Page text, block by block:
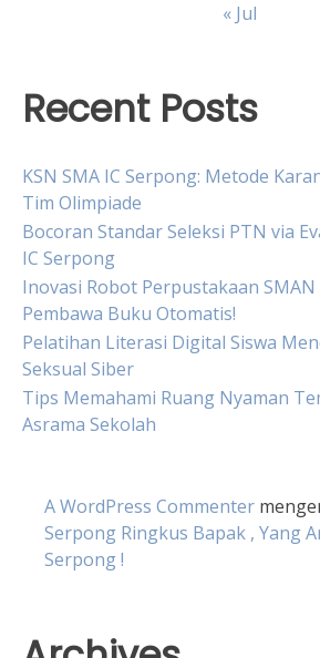
« Jul
Recent Posts
KSN SMA IC Serpong: Metode
Tim Olimpiade
Bocoran Standar Seleksi PTN via
IC Serpong
Inovasi Robot Perpustakaan
Pembawa Buku Otomatis!
Pelatihan Literasi Digital Siswa
Seksual Siber
Tips Memahami Ruang Nyaman
Asrama Sekolah
A WordPress Commenter
Serpong Ringkus Bapak , Yang
Serpong !